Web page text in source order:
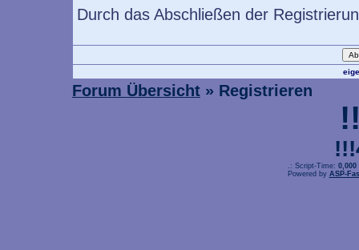
Durch das Abschließen der
Forum Übersicht » Registrieren
.: Script-Time: 0,000
Powered by ASP-